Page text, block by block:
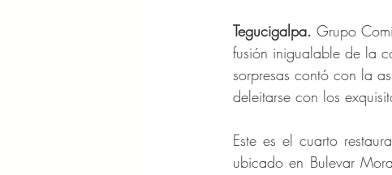
Tegucigalpa. Grupo
fusión inigualable de la
sorpresas contó con la
deleitarse con los
Este es el cuarto
ubicado en Bulevar